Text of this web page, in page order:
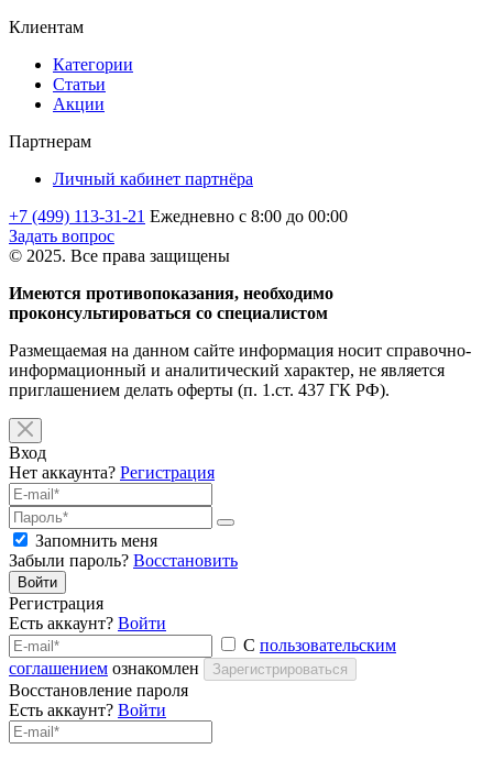
Клиентам
Категории
Статьи
Акции
Партнерам
Личный кабинет партнёра
+7 (499) 113-31-21 Ежедневно с 8:00 до 00:00
Задать вопрос
© 2025. Все права защищены
Имеются противопоказания, необходимо
проконсультироваться со специалистом
Размещаемая на данном сайте информация носит справочно-
информационный и аналитический характер, не является
приглашением делать оферты (п. 1.ст. 437 ГК РФ).
Вход
Нет аккаунта? Регистрация
Запомнить меня
Забыли пароль? Восстановить
Войти
Регистрация
Есть аккаунт? Войти
С пользовательским
соглашением ознакомлен Зарегистрироваться
Восстановление пароля
Есть аккаунт? Войти